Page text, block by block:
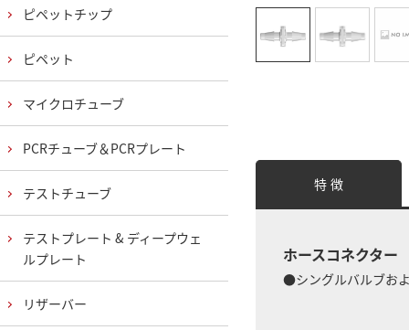
特 徴
ホースコネクター
●シングルバルブお
ピペットチップ
ピペット
マイクロチューブ
PCRチューブ＆PCRプレート
テストチューブ
テストプレート & ディープウェ
ルプレート
リザーバー